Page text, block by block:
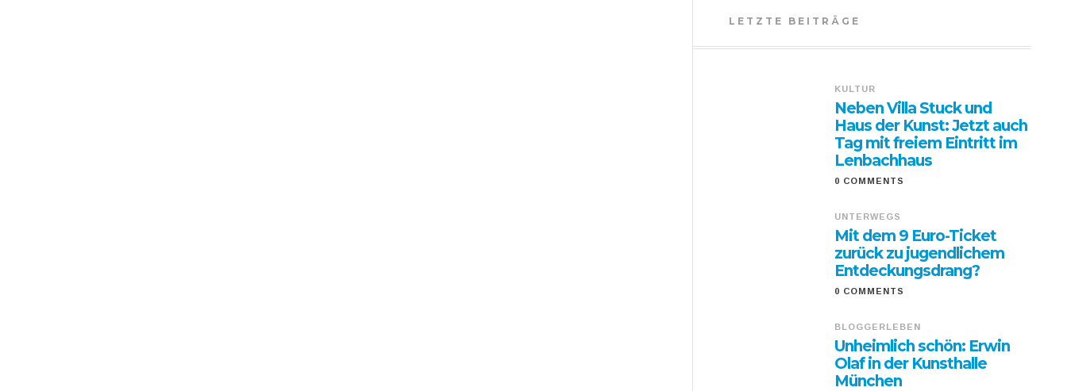
LETZTE BEITRÄGE
KULTUR
Neben Villa Stuck und
Haus der Kunst: Jetzt auch
Tag mit freiem Eintritt im
Lenbachhaus
0 COMMENTS
UNTERWEGS
Mit dem 9 Euro-Ticket
zurück zu jugendlichem
Entdeckungsdrang?
0 COMMENTS
BLOGGERLEBEN
Unheimlich schön: Erwin
Olaf in der Kunsthalle
München